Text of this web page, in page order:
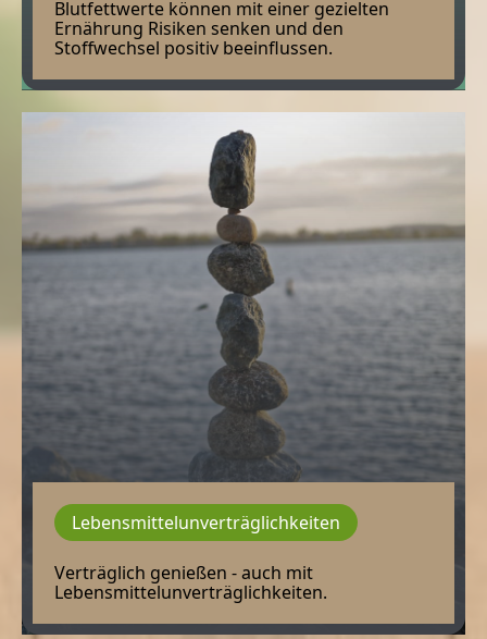
Blutfettwerte können mit einer gezielten
Ernährung Risiken senken und den
Stoffwechsel positiv beeinflussen.
Lebensmittelunverträglichkeiten
Verträglich genießen - auch mit
Lebensmittelunverträglichkeiten.